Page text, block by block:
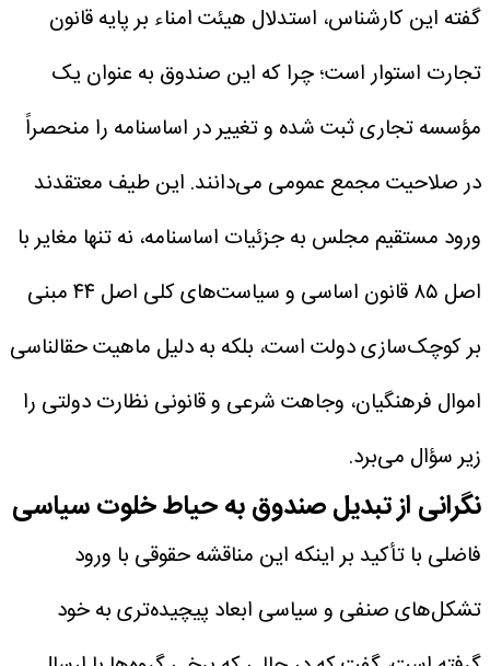
گفته این کارشناس، استدلال هیئت امناء بر پایه قانون
تجارت استوار است؛ چرا که این صندوق به عنوان یک
مؤسسه تجاری ثبت شده و تغییر در اساسنامه را منحصراً
در صلاحیت مجمع عمومی می‌دانند. این طیف معتقدند
ورود مستقیم مجلس به جزئیات اساسنامه، نه تنها مغایر با
اصل ۸۵ قانون اساسی و سیاست‌های کلی اصل ۴۴ مبنی
بر کوچک‌سازی دولت است، بلکه به دلیل ماهیت حقالناسی
اموال فرهنگیان، وجاهت شرعی و قانونی نظارت دولتی را
زیر سؤال می‌برد.
نگرانی از تبدیل صندوق به حیاط خلوت سیاسی
فاضلی با تأکید بر اینکه این مناقشه حقوقی با ورود
تشکل‌های صنفی و سیاسی ابعاد پیچیده‌تری به خود